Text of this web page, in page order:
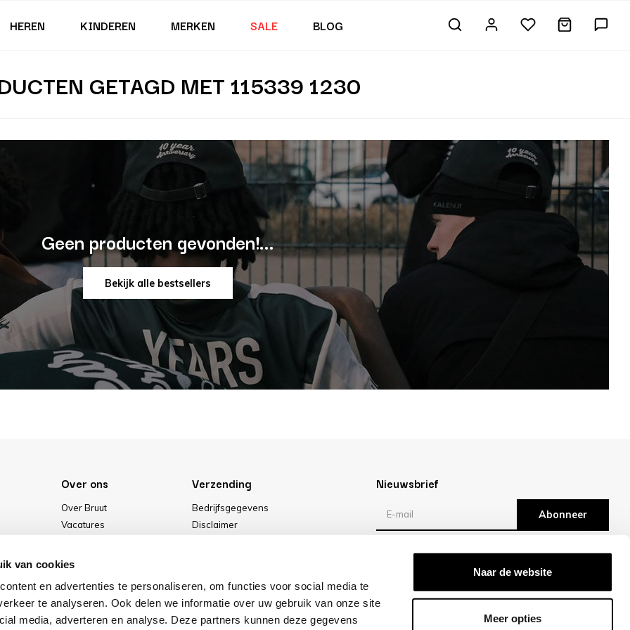
van cookies
en advertenties te personaliseren, om functies voor social media te
te analyseren. Ook delen we informatie over uw gebruik van onze site
media, adverteren en analyse. Deze partners kunnen deze gegevens
Naar de website
Meer opties
HEREN KINDEREN MERKEN SALE BLOG
GETAGD MET 115339 1230
Geen producten gevonden!...
Bekijk alle bestsellers
Over ons
Over Bruut
Vacatures
Onze winkel
Verzending
Bedrijfsgegevens
Disclaimer
Nieuwsbrief
Abonneer
Reviews
/10 -klantbeoordelingen